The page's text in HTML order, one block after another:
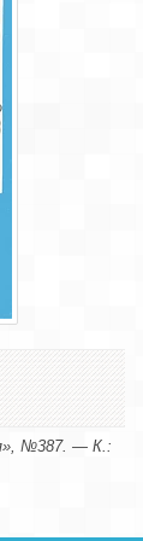
№387. — К.: